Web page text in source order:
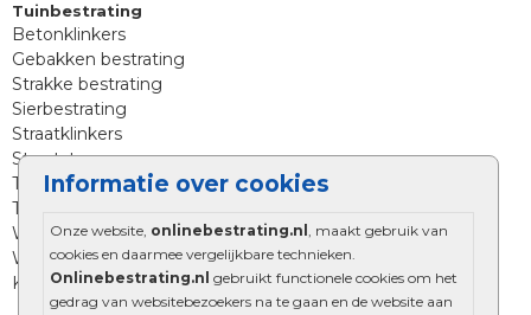
Informatie over cookies
Onze website, onlinebestrating.nl , maakt gebruik van
cookies en daarmee vergelijkbare technieken.
Onlinebestrating.nl gebruikt functionele cookies om het
gedrag van websitebezoekers na te gaan en de website aan
Tuinbestrating
Betonklinkers
Gebakken bestrating
Strakke bestrating
Sierbestrating
Straatklinkers
Straatstenen
Trommelstenen
Tuinstenen
Waalformaat
Wildverband bestrating
Kingstones